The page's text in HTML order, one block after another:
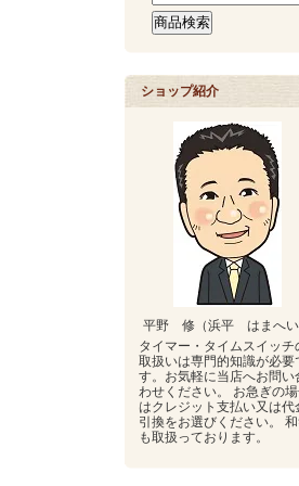
ショップ紹介
平野 修（浜平 はまへい
タイマー・タイムスイッチ
取扱いは専門的知識が必要
す。お気軽に当店へお問い
わせください。 お急ぎの
はクレジット支払い又は代
引換をお選びください。
も取扱っております。